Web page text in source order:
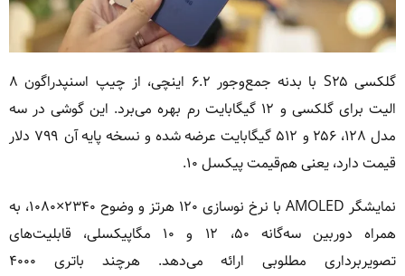
گلکسی S۲۵ با بدنه جمع‌وجور ۶.۲ اینچی، از چیپ اسنپدراگون ۸
الیت برای گلکسی و ۱۲ گیگابایت رم بهره می‌برد. این گوشی در سه
مدل ۱۲۸، ۲۵۶ و ۵۱۲ گیگابایت عرضه شده و نسخه پایه آن ۷۹۹ دلار
قیمت دارد، یعنی هم‌قیمت پیکسل ۱۰.
نمایشگر AMOLED با نرخ نوسازی ۱۲۰ هرتز و وضوح ۲۳۴۰×۱۰۸۰، به
همراه دوربین سه‌گانه ۵۰، ۱۲ و ۱۰ مگاپیکسلی، قابلیت‌های
تصویربرداری مطلوبی ارائه می‌دهد. هرچند باتری ۴۰۰۰